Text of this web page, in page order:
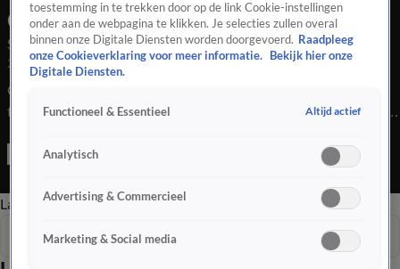
Ochtend Editie
Seizoen 2026, aflevering 38
2 jan, 08:59
Gladheid en ongelukken door sneeuw in het hele land. Twee
tieners komen in Amsterdam om het leven bij een schietpartij
weg, want van ons krijg je nog wat culitaire tips voor deze
Late EditieOchtend EditieVroege Editie
Seizoen 2026
toestemming in te trekken door op de link Cookie-instellingen
onder aan de webpagina te klikken. Je selecties zullen overal
binnen onze Digitale Diensten worden doorgevoerd. Raadpleeg
onze Cookieverklaring voor meer informatie.
Bekijk hier onze
Digitale Diensten.
Functioneel & Essentieel Altijd actief
Analytisch
Advertising & Commercieel
Marketing & Social media